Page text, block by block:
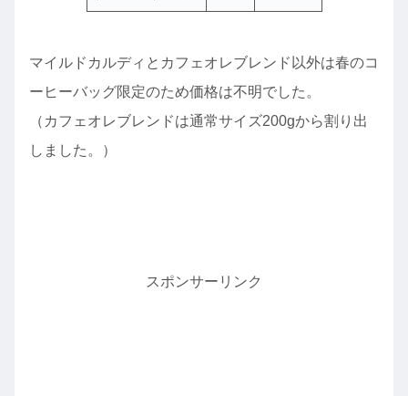
マイルドカルディとカフェオレブレンド以外は春のコ
ーヒーバッグ限定のため価格は不明でした。
（カフェオレブレンドは通常サイズ200gから割り出
しました。）
スポンサーリンク